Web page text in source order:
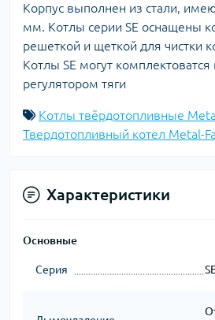
Корпус выполнен из стали,
мм. Котлы серии SE оснащены
решеткой и щеткой для чистки
Котлы SE могут
регулятором тяги
Котлы твёрдотопливные
Твердотопливный котел Metal-
Характеристики
Основные
Серия